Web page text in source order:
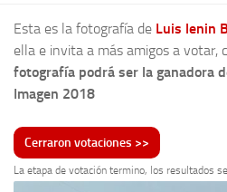
Galería de videos
Ganadores
Sala de Prensa
Esta es la fotografía de Luis lenin
ella e invita a más amigos a votar,
fotografía podrá ser la ganadora
Imagen 2018
La etapa de votación termino, los resultados